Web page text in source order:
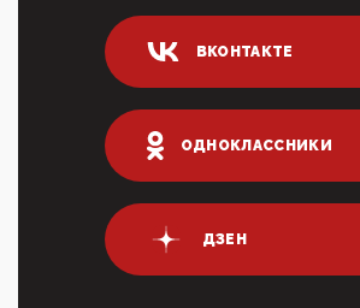
04:47, 10 Апреля 2026
ИНН для переводов по СБП это
логических двухЗаполнение ИНН
переводах по ...
03:35, 10 Апреля 2026
Суммарное вознаграждение
крупных банках по итогам 2025
03:01, 10 Апреля 2026
Террорист и убийца Буданов
что союзники просили Киев не
ВКОНТАКТЕ
ОДНОКЛАССНИКИ
ДЗЕН